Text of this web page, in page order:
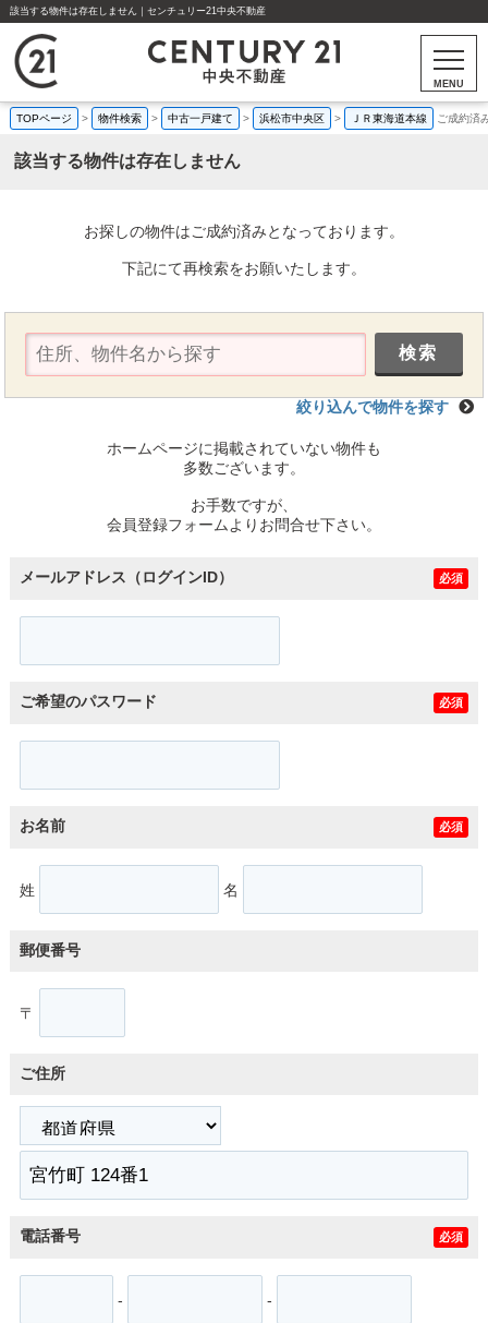
該当する物件は存在しません｜センチュリー21中央不動産
MENU
TOPページ > 物件検索 > 中古一戸建て > 浜松市中央区 > ＪＲ東海道本線 ご成約済
該当する物件は存在しません
お探しの物件はご成約済みとなっております。
下記にて再検索をお願いたします。
絞り込んで物件を探す
ホームページに掲載されていない物件も
多数ございます。
お手数ですが、
会員登録フォームよりお問合せ下さい。
メールアドレス（ログインID） 必須
ご希望のパスワード 必須
お名前 必須
姓 名
郵便番号
〒
ご住所
電話番号 必須
- -